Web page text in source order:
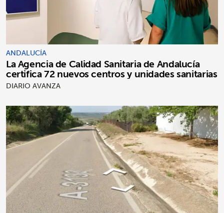
ANDALUCÍA
La Agencia de Calidad Sanitaria de Andalucía
certifica 72 nuevos centros y unidades sanitarias
DIARIO AVANZA